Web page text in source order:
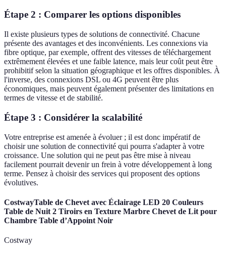
Étape 2 : Comparer les options disponibles
Il existe plusieurs types de solutions de connectivité. Chacune
présente des avantages et des inconvénients. Les connexions via
fibre optique, par exemple, offrent des vitesses de téléchargement
extrêmement élevées et une faible latence, mais leur coût peut être
prohibitif selon la situation géographique et les offres disponibles. À
l'inverse, des connexions DSL ou 4G peuvent être plus
économiques, mais peuvent également présenter des limitations en
termes de vitesse et de stabilité.
Étape 3 : Considérer la scalabilité
Votre entreprise est amenée à évoluer ; il est donc impératif de
choisir une solution de connectivité qui pourra s'adapter à votre
croissance. Une solution qui ne peut pas être mise à niveau
facilement pourrait devenir un frein à votre développement à long
terme. Pensez à choisir des services qui proposent des options
évolutives.
CostwayTable de Chevet avec Éclairage LED 20 Couleurs
Table de Nuit 2 Tiroirs en Texture Marbre Chevet de Lit pour
Chambre Table d’Appoint Noir
Costway